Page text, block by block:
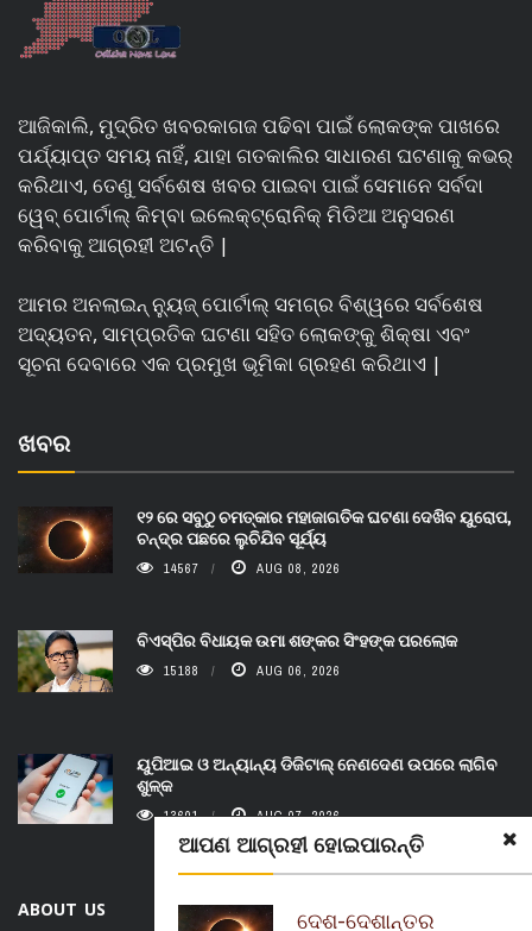
ଆପଣ ଆଗ୍ରହୀ ହୋଇପାରନ୍ତି
ଦେଶ-ଦେଶାନ୍ତର
ଆଜିକାଲି, ମୁଦ୍ରିତ ଖବରକାଗଜ ପଢିବା ପାଇଁ ଲୋକଙ୍କ ପାଖରେ
ପର୍ଯ୍ୟାପ୍ତ ସମୟ ନାହିଁ, ଯାହା ଗତକାଲିର ସାଧାରଣ ଘଟଣାକୁ କଭର୍
କରିଥାଏ, ତେଣୁ ସର୍ବଶେଷ ଖବର ପାଇବା ପାଇଁ ସେମାନେ ସର୍ବଦା
ୱେବ୍ ପୋର୍ଟାଲ୍ କିମ୍ବା ଇଲେକ୍ଟ୍ରୋନିକ୍ ମିଡିଆ ଅନୁସରଣ
କରିବାକୁ ଆଗ୍ରହୀ ଅଟନ୍ତି |
ଆମର ଅନଲାଇନ୍ ନ୍ୟୁଜ୍ ପୋର୍ଟାଲ୍ ସମଗ୍ର ବିଶ୍ୱରେ ସର୍ବଶେଷ
ଅଦ୍ୟତନ, ସାମ୍ପ୍ରତିକ ଘଟଣା ସହିତ ଲୋକଙ୍କୁ ଶିକ୍ଷା ଏବଂ
ସୂଚନା ଦେବାରେ ଏକ ପ୍ରମୁଖ ଭୂମିକା ଗ୍ରହଣ କରିଥାଏ |
ଖବର
୧୨ ରେ ସବୁଠୁ ଚମତ୍କାର ମହାଜାଗତିକ ଘଟଣା ଦେଖିବ ୟୁରୋପ,
ଚନ୍ଦ୍ର ପଛରେ ଲୁଚିଯିବ ସୂର୍ଯ୍ୟ
14567 AUG 08, 2026
ବିଏସ୍‌ପିର ବିଧାୟକ ଉମା ଶଙ୍କର ସିଂହଙ୍କ ପରଲୋକ
15188 AUG 06, 2026
ୟୁପିଆଇ ଓ ଅନ୍ୟାନ୍ୟ ଡିଜିଟାଲ୍ ନେଣଦେଣ ଉପରେ ଲାଗିବ
ଶୁଳ୍କ
13601 AUG 07, 2026
ABOUT US